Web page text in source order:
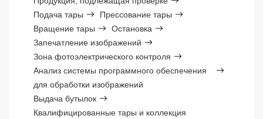
Подача тары
Прессование тары
Вращение тары
Остановка
Запечатление изображений
Зона фотоэлектрического контроля
Анализ системы программного обеспечения
для обработки изображений
Выдача бутылок
Квалифицированные тары и коллекция